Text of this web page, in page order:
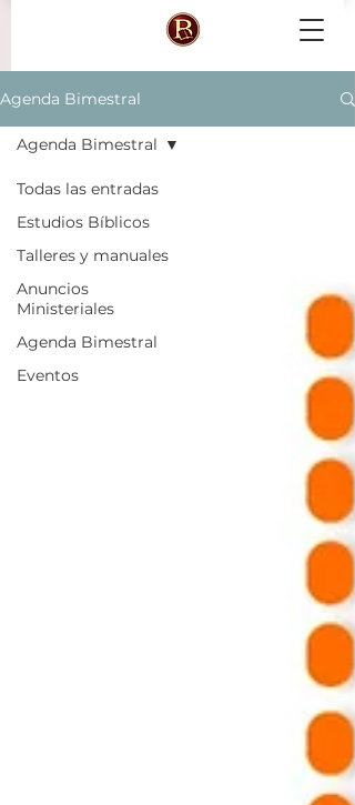
Agenda Bimestral
Todas las entradas
Estudios Bíblicos
Talleres y manuales
Anuncios
Ministeriales
Agenda Bimestral
Eventos
Agenda Bimestral